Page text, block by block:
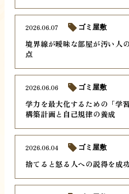
境界線が曖昧な部屋が汚い人
点
2026.06.07 ゴミ屋敷
学力を最大化するための「学
構築計画と自己規律の養成
2026.06.06 ゴミ屋敷
捨てると怒る人への説得を成
2026.06.04 ゴミ屋敷